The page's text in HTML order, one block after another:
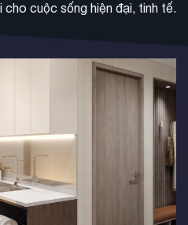
cuộc sống hiện đại, tinh tế.